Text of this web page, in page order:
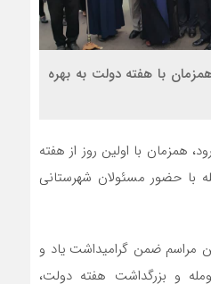
همزمان با هفته دولت به بهره
همزمان با اولین روز از هفته
کومله با حضور مسئولان شهرستانی
مراسم ضمن گرامیداشت یاد و
کومله و بزرگداشت هفته دولت،